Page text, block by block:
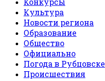
Культура
Новости региона
Образование
Общество
Официально
Погода в Рубцовске
Происшествия